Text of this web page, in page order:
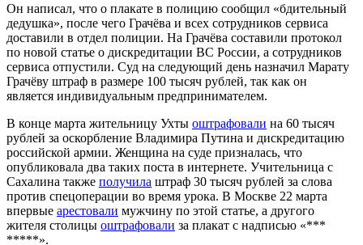
Он написал, что о плакате в полицию сообщил «бдительный
дедушка», после чего Грачёва и всех сотрудников сервиса
доставили в отдел полиции. На Грачёва составили протокол
по новой статье о дискредитации ВС России, а сотрудников
сервиса отпустили. Суд на следующий день назначил Марату
Грачёву штраф в размере 100 тысяч рублей, так как он
является индивидуальным предпринимателем.
В конце марта жительницу Ухты оштрафовали на 60 тысяч
рублей за оскорбление Владимира Путина и дискредитацию
российской армии. Женщина на суде призналась, что
опубликовала два таких поста в интернете. Учительница с
Сахалина также получила штраф 30 тысяч рублей за слова
против спецоперации во время урока. В Москве 22 марта
впервые арестовали мужчину по этой статье, а другого
жителя столицы оштрафовали за плакат с надписью «***
*****».